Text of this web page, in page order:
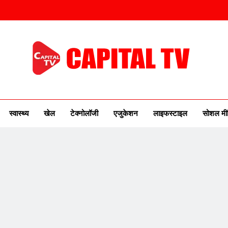
स्वास्थ्य खेल टेक्नोलॉजी एजुकेशन लाइफस्टाइल सोशल